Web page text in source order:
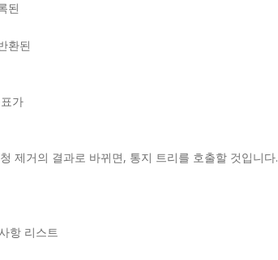
된
환된
가
제거의 결과로 바뀌면, 통지 트리를 호출할 것입니다.
항 리스트